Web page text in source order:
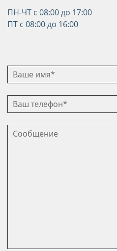
ПН-ЧТ с 08:00 до 17:00
ПТ с 08:00 до 16:00